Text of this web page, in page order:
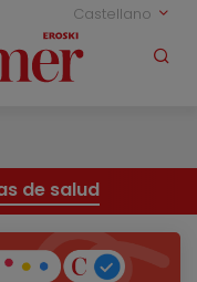
Castellano
de salud